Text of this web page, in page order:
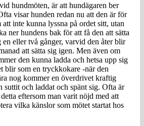
hundmöten, är att hundägaren ber
visar hunden redan nu att den är för
inte kunna lyssna på ordet sitt, utan
ner hundens bak för att få den att sätta
en eller två gånger, varvid den åter blir
att sätta sig igen. Men även om
den kunna ladda och hetsa upp sig
blir som en tryckkokare -när den
nog kommer en överdrivet kraftig
suttit och laddat och spänt sig. Ofta är
eftersom man varit nöjd med att
vilka känslor som mötet startat hos